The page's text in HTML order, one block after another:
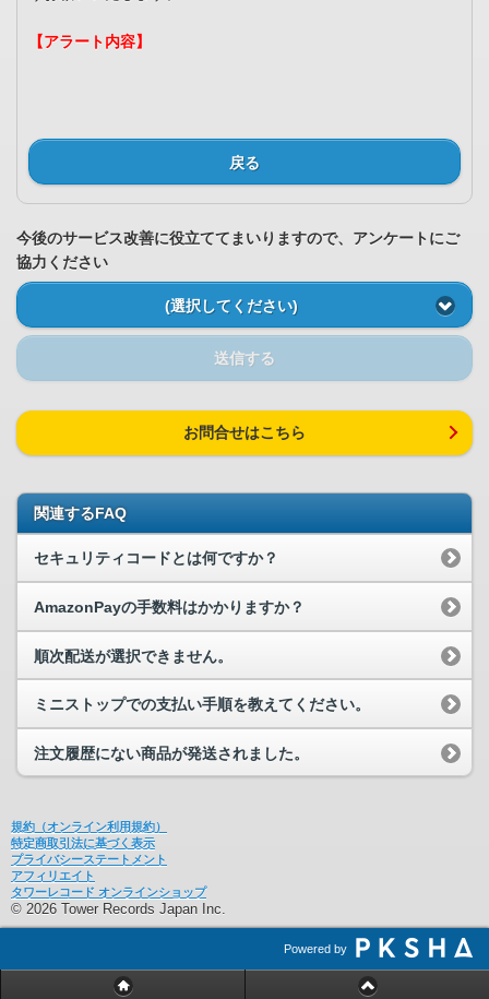
【アラート内容】
戻る
今後のサービス改善に役立ててまいりますので、アンケートにご
協力ください
(選択してください)
送信する
お問合せはこちら
関連するFAQ
セキュリティコードとは何ですか？
AmazonPayの手数料はかかりますか？
順次配送が選択できません。
ミニストップでの支払い手順を教えてください。
注文履歴にない商品が発送されました。
規約（オンライン利用規約）
特定商取引法に基づく表示
プライバシーステートメント
アフィリエイト
タワーレコード オンラインショップ
© 2026 Tower Records Japan Inc.
Powered by